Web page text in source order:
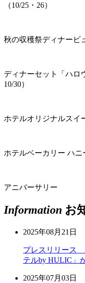
（10/25・26）
秋の収穫祭ディナービ
ディナーセット「ハロ
10/30）
ホテルオリジナルスイ
ホテルベーカリー ハ
アニバーサリー
Information お
2025年08月21日
プレスリリース
テルby HULIC」
2025年07月03日